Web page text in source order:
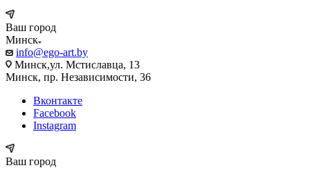
Ваш город
Минск
info@ego-art.by
Минск,ул. Мстиславца, 13
Минск, пр. Независимости, 36
Вконтакте
Facebook
Instagram
Ваш город